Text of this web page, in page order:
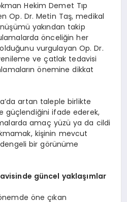
Hekim Demet Tıp
Op. Dr. Metin Taş, medikal
yakından takip
önceliğin her
vurgulayan Op. Dr.
ve çatlak tedavisi
önemine dikkat
artan taleple birlikte
güçlendiğini ifade ederek,
amaç yüzü ya da cildi
kişinin mevcut
dengeli bir görünüme
güncel yaklaşımlar
öne çıkan